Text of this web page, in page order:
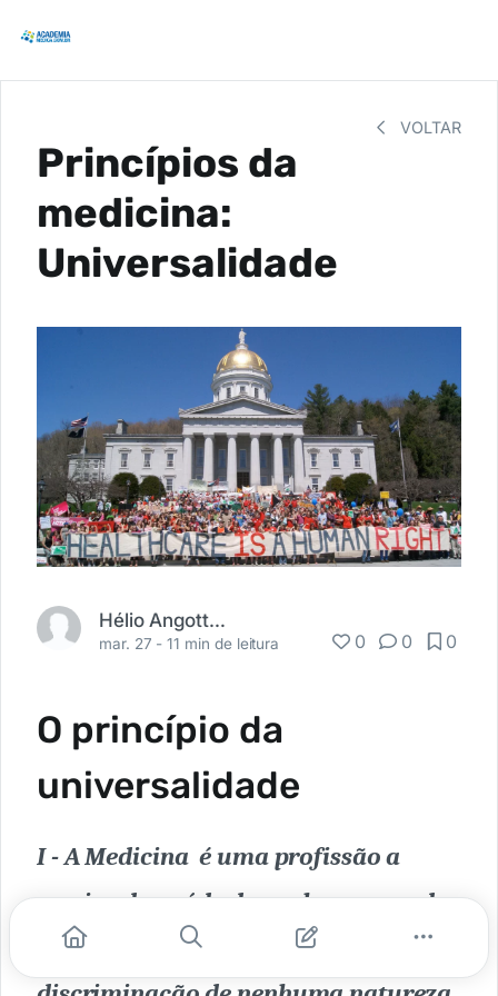
VOLTAR
Princípios da
medicina:
Universalidade
Hélio Angotti Neto
mar. 27 -11 min de leitura 0 0 0
O princípio da
universalidade
I - A Medicina é uma profissão a
serviço da saúde do ser humano e da
coletividade e será exercida sem